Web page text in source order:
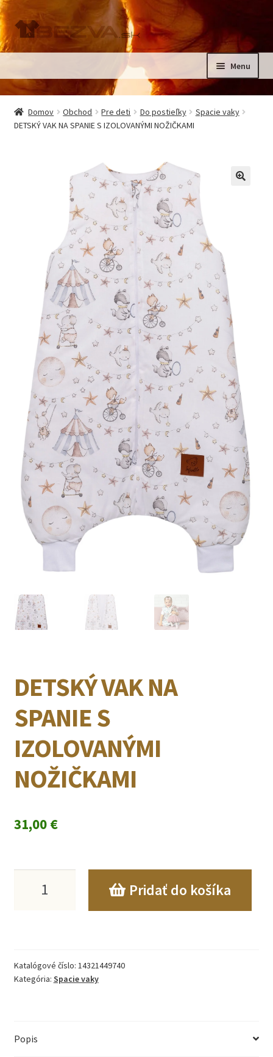
Preskočiť
na
navigáciu
Preskočiť
na
obsah
Menu
Domov
Pre deti
Oblečenie na krst, slávnostné oblečenie
Domov Obchod Pre deti Do postieľky
Spacie vaky
DETSKÝ VAK NA SPANIE S IZOLOVANÝMI NOŽIČKAMI
DETSKÝ VAK NA
SPANIE S
IZOLOVANÝMI
NOŽIČKAMI
31,00 €
množstvo
SPANIE
NOŽIČKAMI
Pridať do košíka
Katalógové číslo: 14321449740
Kategória: Spacie vaky
Popis